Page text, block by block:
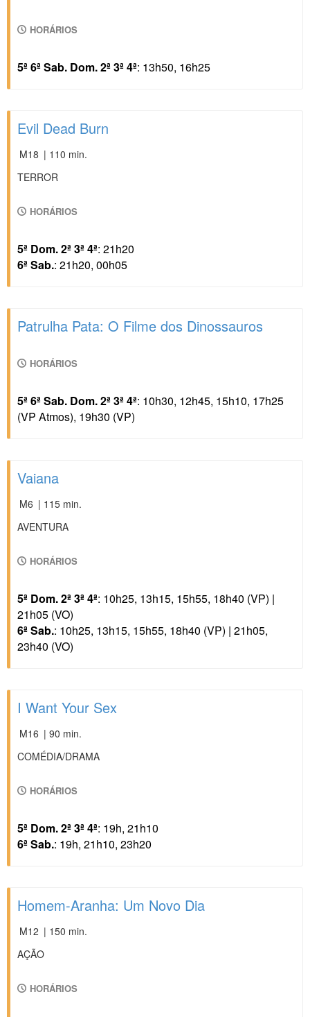
HORÁRIOS
5ª 6ª Sab. Dom. 2ª 3ª 4ª: 13h50, 16h25
Evil Dead Burn
M18 | 110 min.
TERROR
HORÁRIOS
5ª Dom. 2ª 3ª 4ª: 21h20
6ª Sab.: 21h20, 00h05
Patrulha Pata: O Filme dos Dinossauros
HORÁRIOS
5ª 6ª Sab. Dom. 2ª 3ª 4ª: 10h30, 12h45, 15h10, 17h25
(VP Atmos), 19h30 (VP)
Vaiana
M6 | 115 min.
AVENTURA
HORÁRIOS
5ª Dom. 2ª 3ª 4ª: 10h25, 13h15, 15h55, 18h40 (VP) |
21h05 (VO)
6ª Sab.: 10h25, 13h15, 15h55, 18h40 (VP) | 21h05,
23h40 (VO)
I Want Your Sex
M16 | 90 min.
COMÉDIA/DRAMA
HORÁRIOS
5ª Dom. 2ª 3ª 4ª: 19h, 21h10
6ª Sab.: 19h, 21h10, 23h20
Homem-Aranha: Um Novo Dia
M12 | 150 min.
AÇÃO
HORÁRIOS